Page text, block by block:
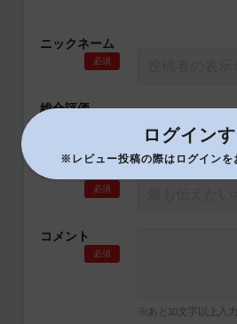
ニックネーム
必須
総合評価
タイトル
必須
コメント
必須
※あと 10 文字以上入
ログイン
※レビュー投稿の際はログインを